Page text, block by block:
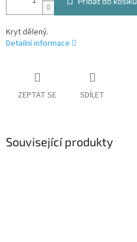
Kryt dělený.
Detailní informace
ZEPTAT SE SDÍLET
Související produkty